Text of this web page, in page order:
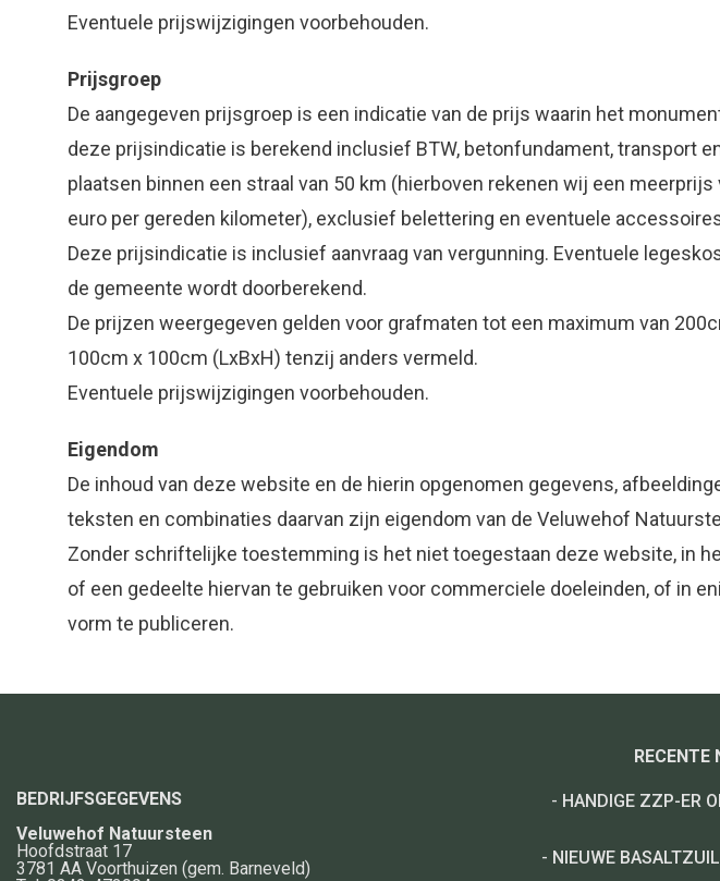
Eventuele prijswijzigingen voorbehouden.
Prijsgroep
De aangegeven prijsgroep is een indicatie van de prijs waarin het
deze prijsindicatie is berekend inclusief BTW, betonfundament, transport
plaatsen binnen een straal van 50 km (hierboven rekenen wij een meerprijs
euro per gereden kilometer), exclusief belettering en eventuele
Deze prijsindicatie is inclusief aanvraag van vergunning. Eventuele
de gemeente wordt doorberekend.
De prijzen weergegeven gelden voor grafmaten tot een maximum van
100cm x 100cm (LxBxH) tenzij anders vermeld.
Eventuele prijswijzigingen voorbehouden.
Eigendom
De inhoud van deze website en de hierin opgenomen gegevens,
teksten en combinaties daarvan zijn eigendom van de Veluwehof
Zonder schriftelijke toestemming is het niet toegestaan deze website, in
of een gedeelte hiervan te gebruiken voor commerciele doeleinden, of in
vorm te publiceren.
BEDRIJFSGEGEVENS
Veluwehof Natuursteen
Hoofdstraat 17
3781 AA Voorthuizen (gem. Barneveld)
RECENTE
- HANDIGE ZZP-ER
- NIEUWE